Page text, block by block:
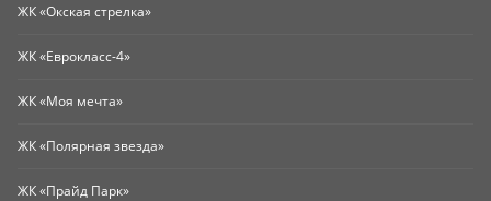
ЖК «Окская стрелка»
ЖК «Еврокласс-4»
ЖК «Моя мечта»
ЖК «Полярная звезда»
ЖК «Прайд Парк»